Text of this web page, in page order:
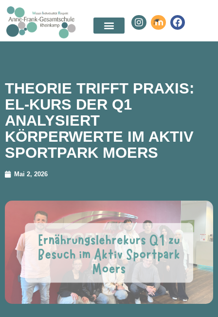
THEORIE TRIFFT PRAXIS:
EL-KURS DER Q1
ANALYSIERT
KÖRPERWERTE IM AKTIV
SPORTPARK MOERS
Mai 2, 2026